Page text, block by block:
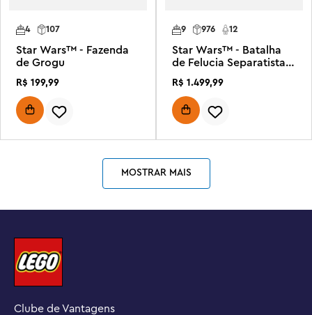
4 107
Star Wars™ - Fazenda
de Grogu
R$ 199,99
9 976 12
Star Wars™ - Batalha
de Felucia Separatista
R$ 1 .499,99
MOSTRAR MAIS
Clube de Vantagens